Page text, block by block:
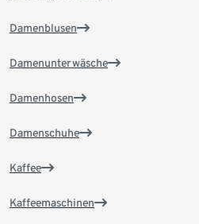
Damenblusen
Damenunterwäsche
Damenhosen
Damenschuhe
Kaffee
Kaffeemaschinen